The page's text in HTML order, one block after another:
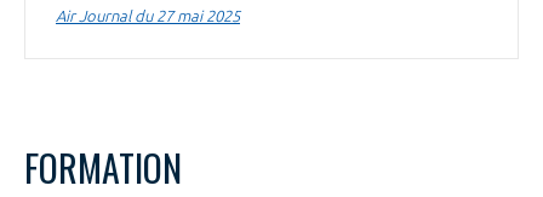
Air Journal du 27 mai 2025
FORMATION